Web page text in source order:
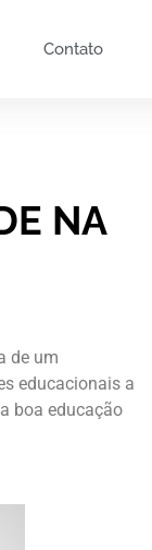
Contato
NA
de um
educacionais a
boa educação